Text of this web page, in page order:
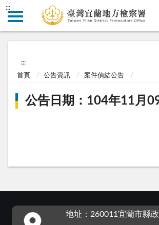
:::
:::
首頁 公告資訊 案件偵結公告
公告日期：104年11月
地址：260011宜蘭市縣